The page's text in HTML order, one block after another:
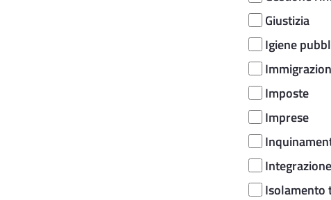
Giustizia
Igiene
Imposte
Imprese
Isolamento